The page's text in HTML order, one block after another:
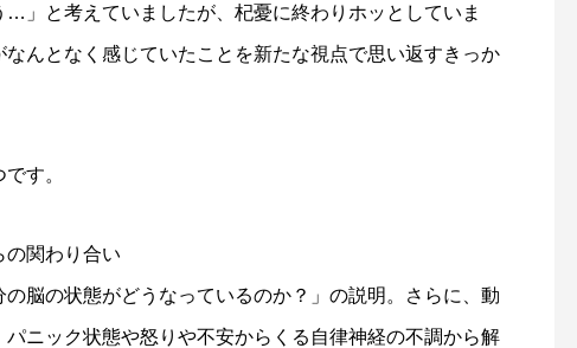
」と考えていましたが、杞憂に終わりホッとしていま
んとなく感じていたことを新たな視点で思い返すきっか
す。
関わり合い
脳の状態がどうなっているのか？」の説明。さらに、動
ニック状態や怒りや不安からくる自律神経の不調から解